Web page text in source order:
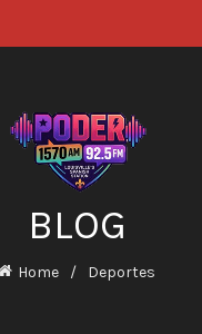
BLOG
Home Deportes